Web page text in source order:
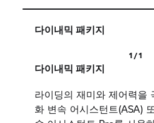
를 즐겨보세요.